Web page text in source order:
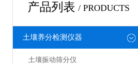
产品列表 / PRODUCTS
土壤养分检测仪器
土壤振动筛分仪